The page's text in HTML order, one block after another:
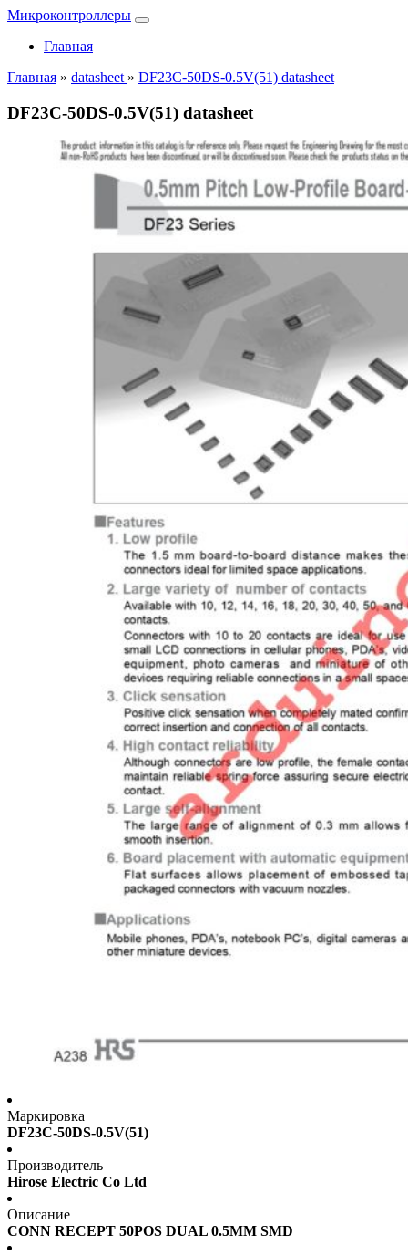
Микроконтроллеры
Главная
Главная » datasheet » DF23C-50DS-0.5V(51) datasheet
DF23C-50DS-0.5V(51) datasheet
Маркировка
DF23C-50DS-0.5V(51)
Производитель
Hirose Electric Co Ltd
Описание
CONN RECEPT 50POS DUAL 0.5MM SMD